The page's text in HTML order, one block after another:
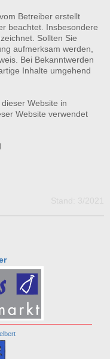
Betreiber erstellt
beachtet. Insbesondere
Sollten Sie
aufmerksam werden,
Bei Bekanntwerden
Inhalte umgehend
Website in
Website verwendet